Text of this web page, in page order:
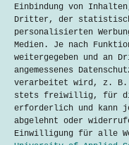
Einbindung von
Dritter, der
personalisierten
Medien. Je nach
weitergegeben und an
angemessenes
verarbeitet wird, z.
stets freiwillig, für die
erforderlich und kann
abgelehnt oder
Einwilligung für alle
„Ich dachte ich
Vorfahren,
fast 100
die enttäuschte
Kornelia,
München, über
Test-Kits.
diese Kits in
LesenDNA-